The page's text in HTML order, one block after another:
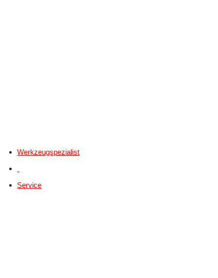
Werkzeugspezialist
Service